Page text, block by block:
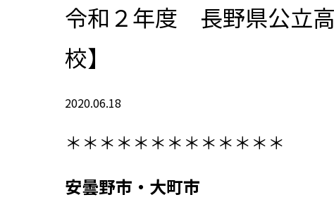
令和２年度 長野県公立
校】
2020.06.18
＊＊＊＊＊＊＊＊＊＊＊＊＊
安曇野市・大町市